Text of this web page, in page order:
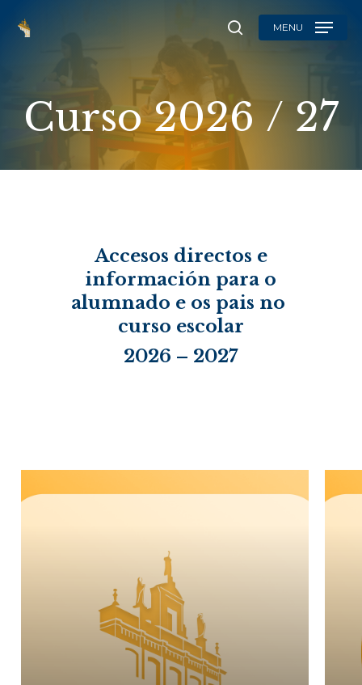
searchMENU
Curso 2026 / 27
Accesos directos e
información para o
alumnado e os pais no
curso escolar
2026 – 2027
Virtual